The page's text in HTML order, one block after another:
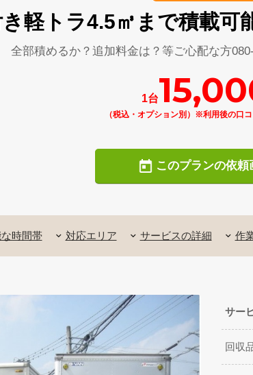
軽トラ4.5㎥まで積載可
全部積めるか？追加料金は？等ご心配な方
1台
（税込・オプション別）※利用後の口
このプランの依頼
時間帯 対応エリア サービスの詳細 作
サー
回収